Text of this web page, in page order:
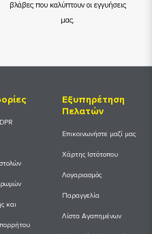
βλάβες που καλύπτουν οι εγγυήσεις
μας.
και
Εξυπηρέτηση
Πελατών
Επικοινωνήστε μαζί μας
Χάρτης Ιστότοπου
Λογαριασμός
Παραγγελία
Λίστα Αγαπημένων